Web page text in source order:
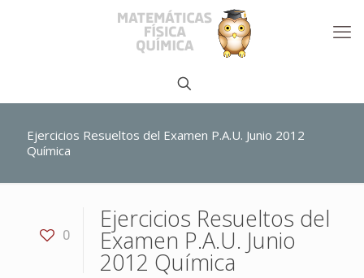
Ejercicios Resueltos del Examen P.A.U. Junio 2012
Química
0
Ejercicios Resueltos del
Examen P.A.U. Junio
2012 Química